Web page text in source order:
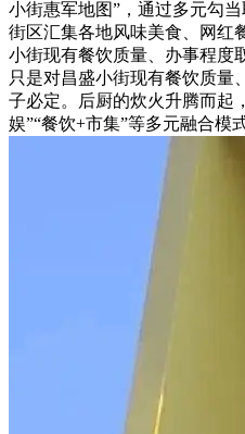
小街惠军地图”，通过多元勾
街区汇集各地风味美食、网红
小街现有餐饮质量、办事程度
只是对昌盛小街现有餐饮质量
子必定。后厨的炊火升腾而起
娱”“餐饮+市集”等多元融合模